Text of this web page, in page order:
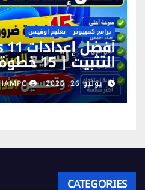
برامج كمبيوتر تعليم اوفيس
التثبيت |
لتسريع الويندوز
يوليو 26, 2026
CATEGORIES